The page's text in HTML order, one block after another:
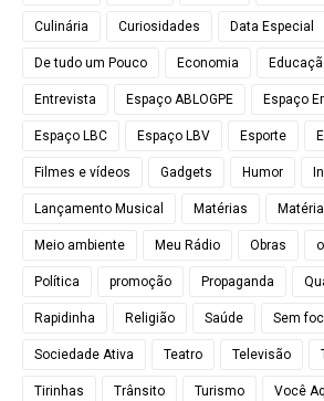
Culinária Curiosidades Data Especial
De tudo um Pouco Economia
Entrevista Espaço ABLOGPE Espaço
Espaço LBC Espaço LBV Esporte
Filmes e vídeos Gadgets Humor
Lançamento Musical Matérias
Meio ambiente Meu Rádio Obras
Política promoção Propaganda
Rapidinha Religião Saúde Sem
Sociedade Ativa Teatro Televisão
Tirinhas Trânsito Turismo Você